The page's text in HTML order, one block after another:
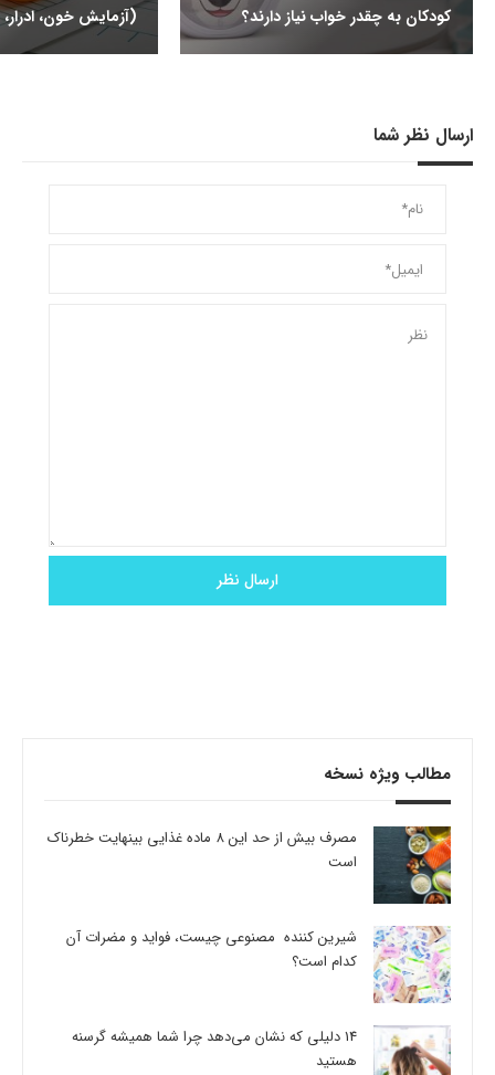
کودکان به چقدر خواب نیاز دارند؟
(آزمایش خون،
ارسال نظر شما
مطالب ویژه نسخه
مصرف بیش از حد این 8 ماده غذایی بینهایت خطرناک
است
شیرین کننده مصنوعی چیست، فواید و مضرات آن
کدام است؟
14 دلیلی که نشان می‌دهد چرا شما همیشه گرسنه
هستید